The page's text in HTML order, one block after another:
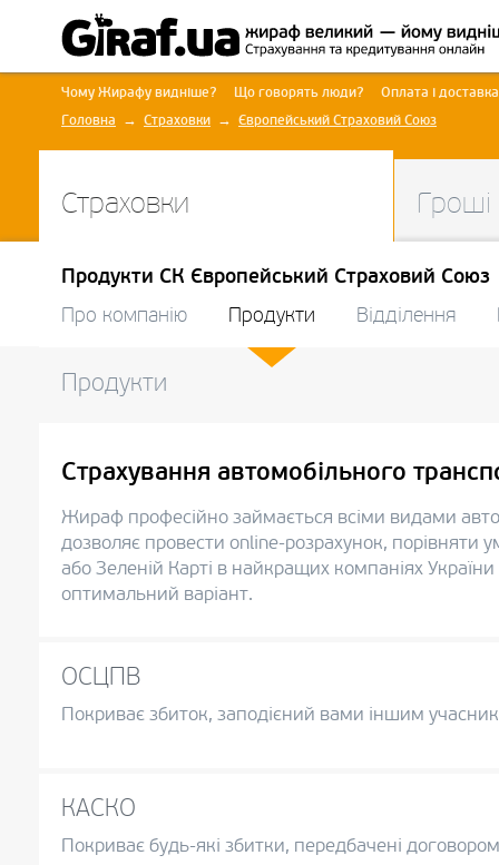
Чому Жирафу видніше? Що говорять люди?
Оплата і доставка
Головна
Страховки Європейський Страховий Союз
Страховки Гроші
Продукти СК Європейський Страховий Союз
Про компанію Продукти Відділення
Продукти
Страхування автомобільного
Жираф професійно займається всіми видами
дозволяє провести online-розрахунок,
або Зеленій Карті в найкращих компаніях
оптимальний варіант.
ОСЦПВ
Покриває збиток, заподієний вами іншим
КАСКО
Покриває будь-які збитки, передбачені